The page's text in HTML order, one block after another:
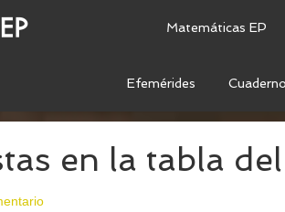
Matemáticas EP
Efemérides
en la tabla